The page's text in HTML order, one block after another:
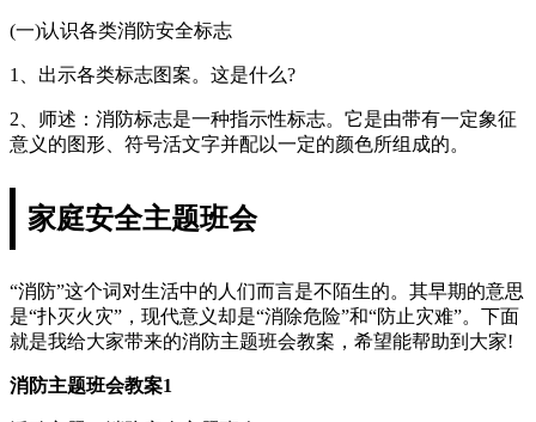
(一)认识各类消防安全标志
1、出示各类标志图案。这是什么?
2、师述：消防标志是一种指示性标志。它是由带有一定象征
意义的图形、符号活文字并配以一定的颜色所组成的。
家庭安全主题班会
“消防”这个词对生活中的人们而言是不陌生的。其早期的意思
是“扑灭火灾”，现代意义却是“消除危险”和“防止灾难”。下面
就是我给大家带来的消防主题班会教案，希望能帮助到大家!
消防主题班会教案1